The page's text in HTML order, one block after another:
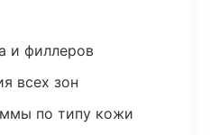
и филлеров
всех зон
по типу кожи